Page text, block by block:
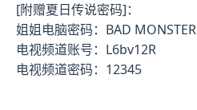
[附赠夏日传说密码]：
姐姐电脑密码：BAD MONSTER
电视频道账号：L6bv12R
电视频道密码：12345